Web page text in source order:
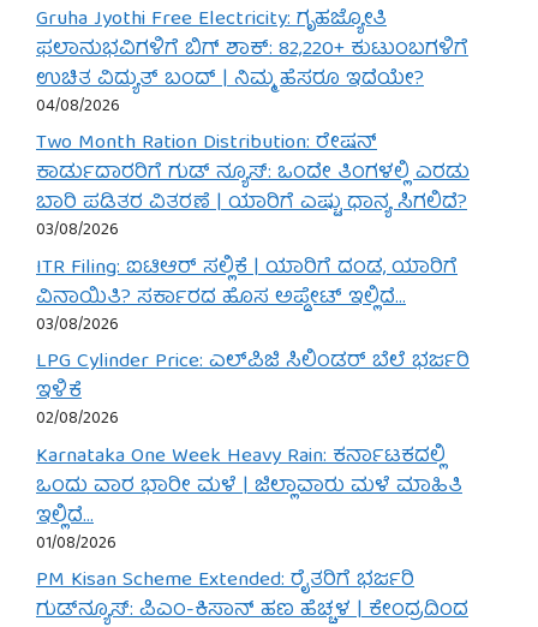
Gruha Jyothi Free Electricity: ಗೃಹಜ್ಯೋತಿ
ಫಲಾನುಭವಿಗಳಿಗೆ ಬಿಗ್ ಶಾಕ್: 82,220+ ಕುಟುಂಬಗಳಿಗೆ
ಉಚಿತ ವಿದ್ಯುತ್ ಬಂದ್ | ನಿಮ್ಮ ಹೆಸರೂ ಇದೆಯೇ?
04/08/2026
Two Month Ration Distribution: ರೇಷನ್
ಕಾರ್ಡುದಾರರಿಗೆ ಗುಡ್ ನ್ಯೂಸ್: ಒಂದೇ ತಿಂಗಳಲ್ಲಿ ಎರಡು
ಬಾರಿ ಪಡಿತರ ವಿತರಣೆ | ಯಾರಿಗೆ ಎಷ್ಟು ಧಾನ್ಯ ಸಿಗಲಿದೆ?
03/08/2026
ITR Filing: ಐಟಿಆರ್ ಸಲ್ಲಿಕೆ | ಯಾರಿಗೆ ದಂಡ, ಯಾರಿಗೆ
ವಿನಾಯಿತಿ? ಸರ್ಕಾರದ ಹೊಸ ಅಪ್ಡೇಟ್ ಇಲ್ಲಿದೆ…
03/08/2026
LPG Cylinder Price: ಎಲ್‌ಪಿಜಿ ಸಿಲಿಂಡರ್ ಬೆಲೆ ಭರ್ಜರಿ
ಇಳಿಕೆ
02/08/2026
Karnataka One Week Heavy Rain: ಕರ್ನಾಟಕದಲ್ಲಿ
ಒಂದು ವಾರ ಭಾರೀ ಮಳೆ | ಜಿಲ್ಲಾವಾರು ಮಳೆ ಮಾಹಿತಿ
ಇಲ್ಲಿದೆ…
01/08/2026
PM Kisan Scheme Extended: ರೈತರಿಗೆ ಭರ್ಜರಿ
ಗುಡ್‌ನ್ಯೂಸ್: ಪಿಎಂ-ಕಿಸಾನ್ ಹಣ ಹೆಚ್ಚಳ | ಕೇಂದ್ರದಿಂದ